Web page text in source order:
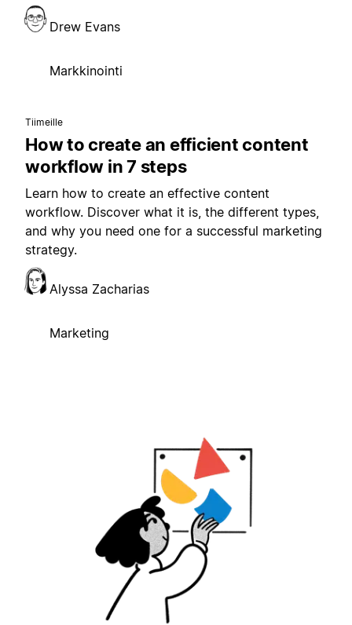
Drew Evans
Markkinointi
Tiimeille
How to create an efficient content
workflow in 7 steps
Learn how to create an effective content
workflow. Discover what it is, the different types,
and why you need one for a successful marketing
strategy.
Alyssa Zacharias
Marketing